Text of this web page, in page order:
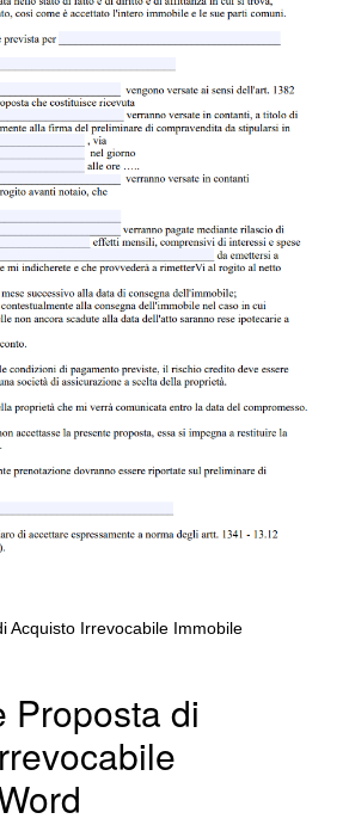
Acquisto Irrevocabile Immobile
Proposta di